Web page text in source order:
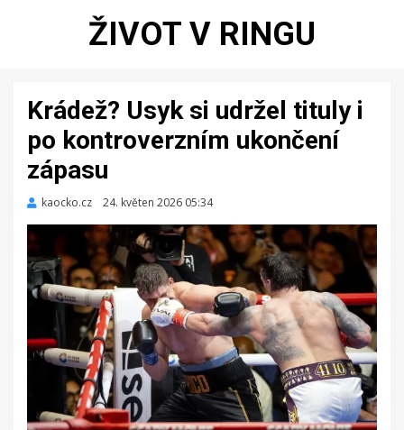
ŽIVOT V RINGU
Krádež? Usyk si udržel tituly i
po kontroverzním ukončení
zápasu
kaocko.cz
Zveřejněno
24. květen 2026 05:34